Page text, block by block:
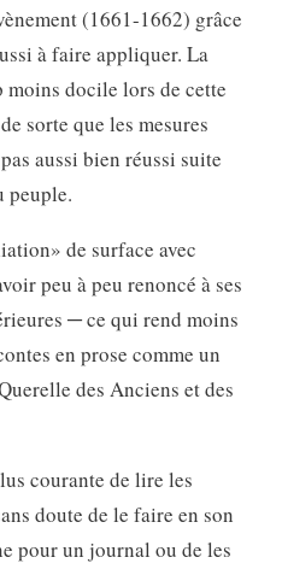
(1661-1662) grâce
à faire appliquer. La
docile lors de cette
sorte que les mesures
aussi bien réussi suite
peuple.
de surface avec
peu à peu renoncé à ses
─ ce qui rend moins
en prose comme un
des Anciens et des
courante de lire les
doute de le faire en son
pour un journal ou de les